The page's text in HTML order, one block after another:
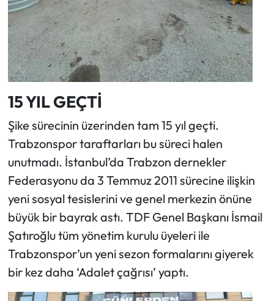
15 YIL GEÇTİ
Şike sürecinin üzerinden tam 15 yıl geçti.
Trabzonspor taraftarları bu süreci halen
unutmadı. İstanbul’da Trabzon dernekler
Federasyonu da 3 Temmuz 2011 sürecine ilişkin
yeni sosyal tesislerini ve genel merkezin önüne
büyük bir bayrak astı. TDF Genel Başkanı İsmail
Şatıroğlu tüm yönetim kurulu üyeleri ile
Trabzonspor’un yeni sezon formalarını giyerek
bir kez daha ‘Adalet çağrısı’ yaptı.